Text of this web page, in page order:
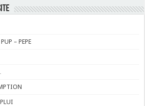
– PEPE